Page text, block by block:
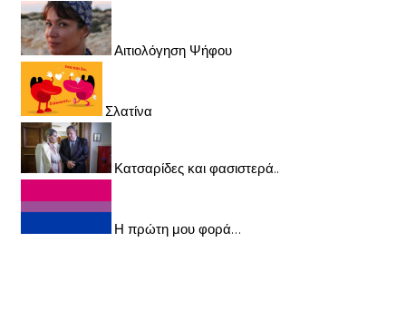
Αιτιολόγηση Ψήφου
Σλατίνα
Κατσαρίδες και φασιστερά..
Η πρώτη μου φορά…